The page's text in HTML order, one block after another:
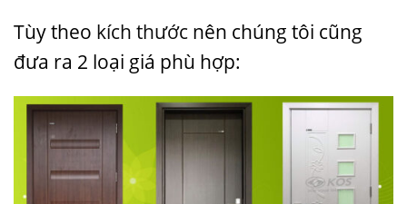
Tùy theo kích thước nên chúng tôi cũng
đưa ra 2 loại giá phù hợp: